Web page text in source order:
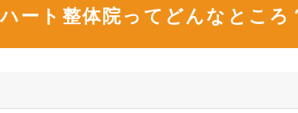
ハート整体院ってどんなところ